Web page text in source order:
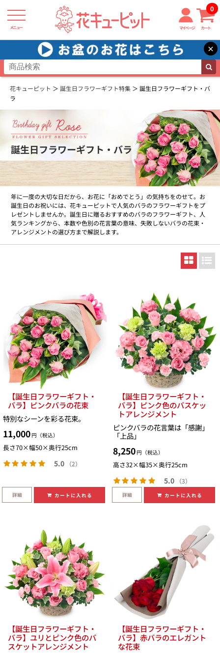
メニュー マイページ カート
0
×
花キューピット 誕生日フラワーギフト特集
誕生日フラワーギフト・バ
ラ
誕生日フラワーギフト・バラ
年に一度の大切な日だから、お花に「おめでとう」の気持ちをのせて。お
誕生日のお祝いには、花キューピットで人気のバラのフラワーギフトをプ
レゼントしませんか。誕生日に贈るおすすめのバラのフラワーギフト、人
気ランキングから、本数や色別の花言葉の意味、失敗しないバラの花束・
アレンジメントの選び方まで解説します。
【誕生日フラワーギフト・
バラ】ピンクバラの花束
特別なシーンを彩る花束。
11,000 円（税込）
長さ70×幅50×奥行25cm
5.0 （2）
詳細 カートに入れる
【誕生日フラワーギフト・
バラ】ピンク色のバスケッ
トアレンジメント
ピンクバラの花言葉は「感謝」
「上品」
8,250 円（税込）
高さ32×幅35×奥行25cm
5.0 （3）
詳細 カートに入れる
【誕生日フラワーギフト・
バラ】ユリとピンク色のバ
スケットアレンジメント
【誕生日フラワーギフト・
バラ】赤バラのエレガント
な花束